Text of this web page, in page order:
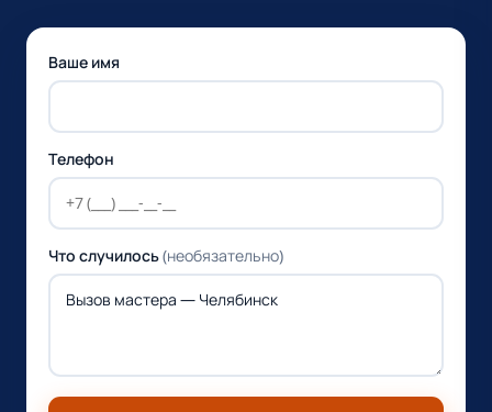
Ваше имя
Телефон
Что случилось(необязательно)